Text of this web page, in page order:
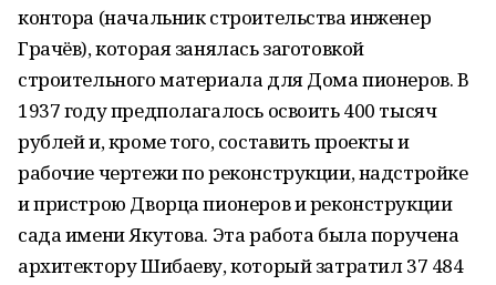
контора (начальник строительства инженер
Грачёв), которая занялась заготовкой
строительного материала для Дома пионеров. В
1937 году предполагалось освоить 400 тысяч
рублей и, кроме того, составить проекты и
рабочие чертежи по реконструкции, надстройке
и пристрою Дворца пионеров и реконструкции
сада имени Якутова. Эта работа была поручена
архитектору Шибаеву, который затратил 37 484